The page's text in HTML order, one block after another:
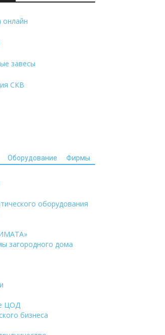
онлайн
завесы
СКВ
Оборудование Фирмы
оборудования
загородного дома
ЦОД
бизнеса